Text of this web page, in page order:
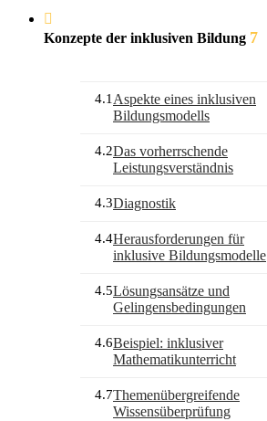
Konzepte der inklusiven Bildung 7
4.1Aspekte eines inklusiven
Bildungsmodells
4.2Das vorherrschende
Leistungsverständnis
4.3Diagnostik
4.4Herausforderungen für
inklusive Bildungsmodelle
4.5Lösungsansätze und
Gelingensbedingungen
4.6Beispiel: inklusiver
Mathematikunterricht
4.7Themenübergreifende
Wissensüberprüfung